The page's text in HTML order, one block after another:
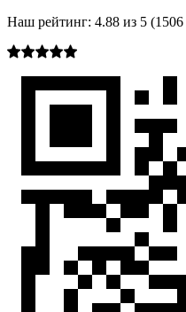
Наш рейтинг: 4.88 из 5 (1506